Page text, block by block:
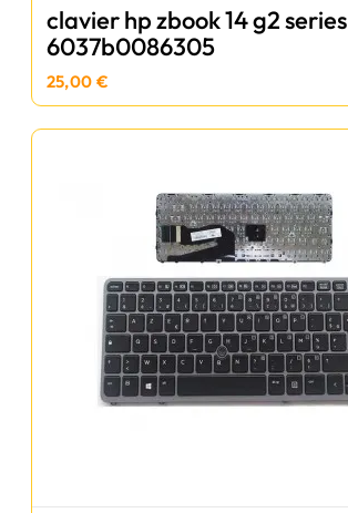
clavier hp zbook 14 g2 series
6037b0086305
25,00 €